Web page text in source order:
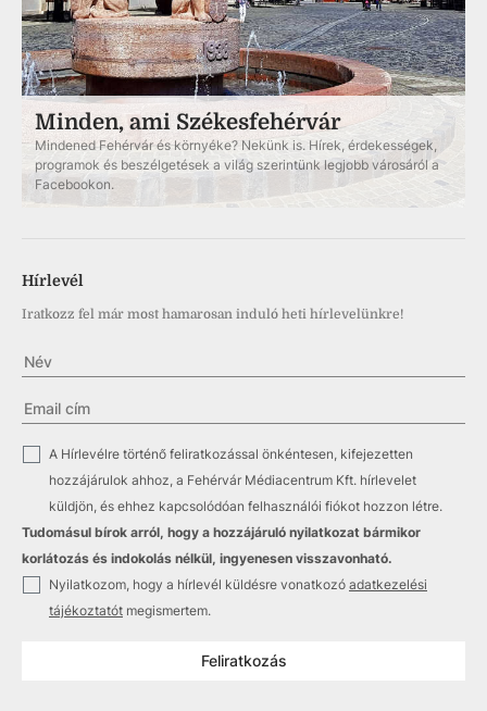
Minden, ami Székesfehérvár
Mindened Fehérvár és környéke? Nekünk is. Hírek, érdekességek,
programok és beszélgetések a világ szerintünk legjobb városáról a
Facebookon.
Hírlevél
Iratkozz fel már most hamarosan induló heti hírlevelünkre!
A Hírlevélre történő feliratkozással önkéntesen, kifejezetten
hozzájárulok ahhoz, a Fehérvár Médiacentrum Kft. hírlevelet
küldjön, és ehhez kapcsolódóan felhasználói fiókot hozzon létre.
Tudomásul bírok arról, hogy a hozzájáruló nyilatkozat bármikor
korlátozás és indokolás nélkül, ingyenesen visszavonható.
Nyilatkozom, hogy a hírlevél küldésre vonatkozó adatkezelési
tájékoztatót megismertem.
Feliratkozás